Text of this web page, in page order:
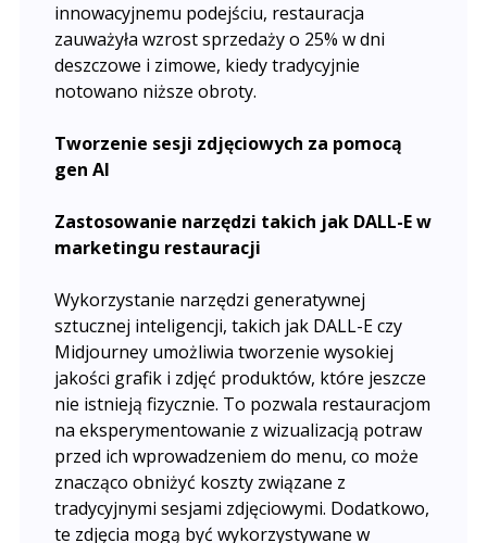
innowacyjnemu podejściu, restauracja
zauważyła wzrost sprzedaży o 25% w dni
deszczowe i zimowe, kiedy tradycyjnie
notowano niższe obroty.
Tworzenie sesji zdjęciowych za pomocą
gen AI
Zastosowanie narzędzi takich jak DALL-E w
marketingu restauracji
Wykorzystanie narzędzi generatywnej
sztucznej inteligencji, takich jak DALL-E czy
Midjourney umożliwia tworzenie wysokiej
jakości grafik i zdjęć produktów, które jeszcze
nie istnieją fizycznie. To pozwala restauracjom
na eksperymentowanie z wizualizacją potraw
przed ich wprowadzeniem do menu, co może
znacząco obniżyć koszty związane z
tradycyjnymi sesjami zdjęciowymi. Dodatkowo,
te zdjęcia mogą być wykorzystywane w